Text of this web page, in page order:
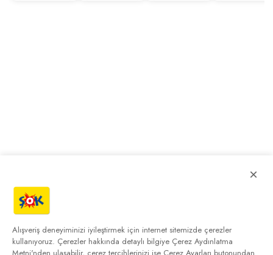
×
Alışveriş deneyiminizi iyileştirmek için internet sitemizde çerezler
kullanıyoruz. Çerezler hakkında detaylı bilgiye Çerez Aydınlatma